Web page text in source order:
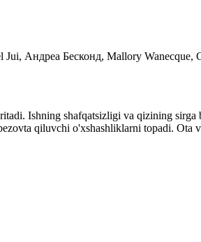
Андреа Бесконд, Mallory
Ishning shafqatsizligi va qizining
qiluvchi o'xshashliklarni topadi. Ota